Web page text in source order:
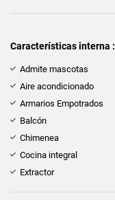
Características interna :
Admite mascotas
Aire acondicionado
Armarios Empotrados
Balcón
Chimenea
Cocina integral
Extractor